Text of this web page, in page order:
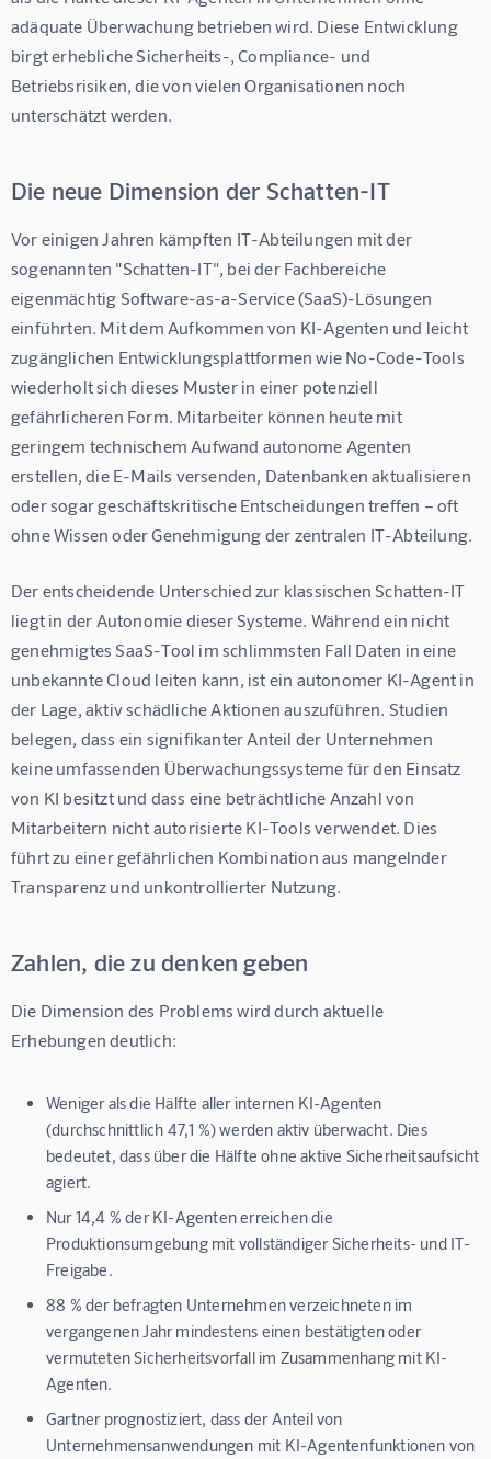
adäquate Überwachung betrieben wird. Diese Entwicklung
birgt erhebliche Sicherheits-, Compliance- und
Betriebsrisiken, die von vielen Organisationen noch
unterschätzt werden.
Die neue Dimension der Schatten-IT
Vor einigen Jahren kämpften IT-Abteilungen mit der
sogenannten "Schatten-IT", bei der Fachbereiche
eigenmächtig Software-as-a-Service (SaaS)-Lösungen
einführten. Mit dem Aufkommen von KI-Agenten und leicht
zugänglichen Entwicklungsplattformen wie No-Code-Tools
wiederholt sich dieses Muster in einer potenziell
gefährlicheren Form. Mitarbeiter können heute mit
geringem technischem Aufwand autonome Agenten
erstellen, die E-Mails versenden, Datenbanken aktualisieren
oder sogar geschäftskritische Entscheidungen treffen – oft
ohne Wissen oder Genehmigung der zentralen IT-Abteilung.
Der entscheidende Unterschied zur klassischen Schatten-IT
liegt in der Autonomie dieser Systeme. Während ein nicht
genehmigtes SaaS-Tool im schlimmsten Fall Daten in eine
unbekannte Cloud leiten kann, ist ein autonomer KI-Agent in
der Lage, aktiv schädliche Aktionen auszuführen. Studien
belegen, dass ein signifikanter Anteil der Unternehmen
keine umfassenden Überwachungssysteme für den Einsatz
von KI besitzt und dass eine beträchtliche Anzahl von
Mitarbeitern nicht autorisierte KI-Tools verwendet. Dies
führt zu einer gefährlichen Kombination aus mangelnder
Transparenz und unkontrollierter Nutzung.
Zahlen, die zu denken geben
Die Dimension des Problems wird durch aktuelle
Weniger als die Hälfte aller internen KI-Agenten
(durchschnittlich 47,1 %) werden aktiv überwacht. Dies
bedeutet, dass über die Hälfte ohne aktive Sicherheitsaufsicht
agiert.
Nur 14,4 % der KI-Agenten erreichen die
Produktionsumgebung mit vollständiger Sicherheits- und IT-
Freigabe.
88 % der befragten Unternehmen verzeichneten im
vergangenen Jahr mindestens einen bestätigten oder
vermuteten Sicherheitsvorfall im Zusammenhang mit KI-
Agenten.
Gartner prognostiziert, dass der Anteil von
Unternehmensanwendungen mit KI-Agentenfunktionen von